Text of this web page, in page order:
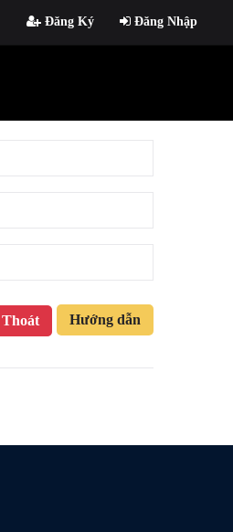
Đăng Ký Đăng Nhập
Thoát Hướng dẫn